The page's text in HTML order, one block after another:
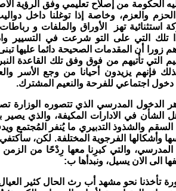
من إصلاح تعليمي وفق الرؤية
والعزم، وخاصة إذا توغلنا داخل
استثنائية تهز الأوراق والملفات و
تلك التي على التو شرعت في التسيير
زورا أن المقدمات الصحيحة دائما عليها تبنى
التي تأتيهم من فوق وفق تلك القاعدة
فإنهم يزيدون أحيانا من وجع الأسر
اجتماعي للفرحة والنعيم المشترك.
المدرسي الذي تتصوره الوزارة
الشأن في الادارات المكيفة، والذي
والشذوذ التدبيري ما يُنفر المُجتمع
وأشكالها الفرجوية المختلفة. لكن، سأكتفي
المدرسي، والتي كبرِنا معها رِدْحًا من
الى الان يسيل، ونبدأها ب:
تأخذنا نحو مشهد أب رث الحال كثير